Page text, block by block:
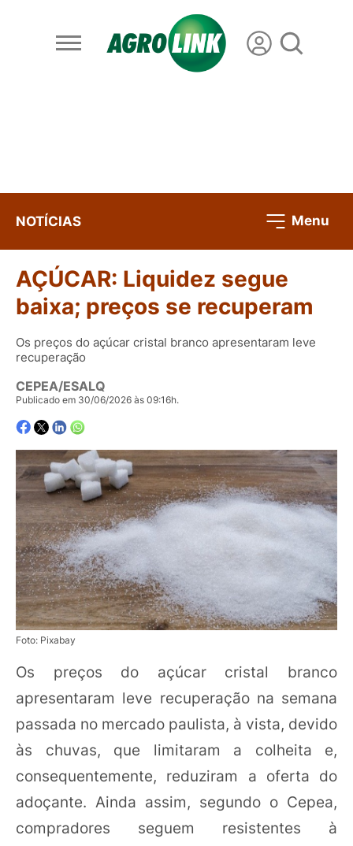
NOTÍCIAS Menu
AÇÚCAR: Liquidez segue
baixa; preços se recuperam
Os preços do açúcar cristal branco apresentaram leve
recuperação
CEPEA/ESALQ
Publicado em 30/06/2026 às 09:16h.
Foto: Pixabay
Os preços do açúcar cristal branco
apresentaram leve recuperação na semana
passada no mercado paulista, à vista, devido
às chuvas, que limitaram a colheita e,
consequentemente, reduziram a oferta do
adoçante. Ainda assim, segundo o Cepea,
compradores seguem resistentes à